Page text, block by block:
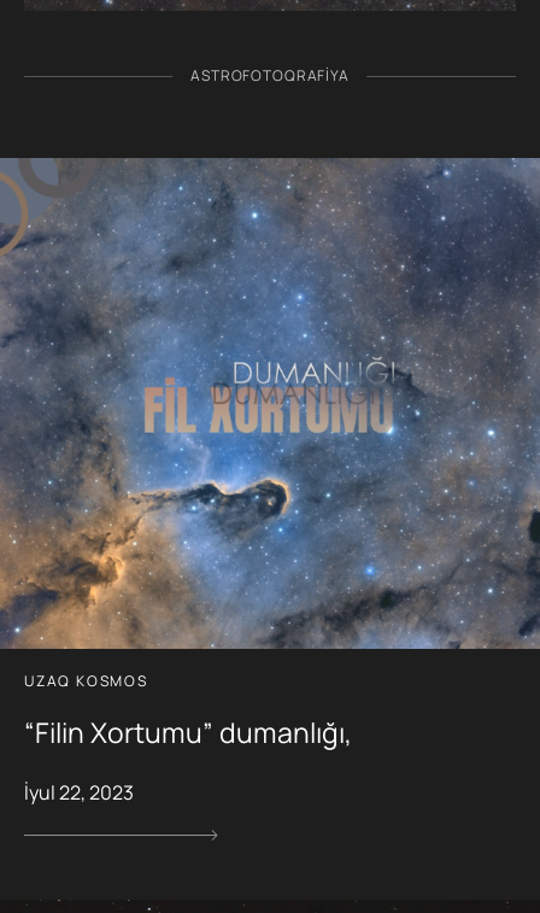
ASTROFOTOQRAFIYA
UZAQ KOSMOS
“Filin Xortumu” dumanlığı,
İyul 22, 2023